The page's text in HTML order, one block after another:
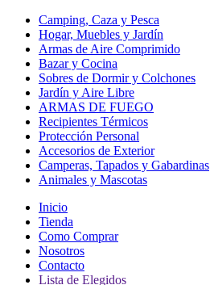
Camping, Caza y Pesca
Hogar, Muebles y Jardín
Armas de Aire Comprimido
Bazar y Cocina
Sobres de Dormir y Colchones
Jardín y Aire Libre
ARMAS DE FUEGO
Recipientes Térmicos
Protección Personal
Accesorios de Exterior
Camperas, Tapados y Gabardinas
Animales y Mascotas
Inicio
Tienda
Como Comprar
Nosotros
Contacto
Lista de Elegidos